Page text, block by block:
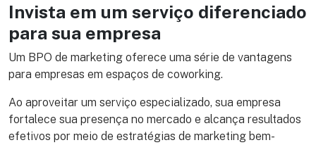
Invista em um serviço diferenciado
para sua empresa
Um BPO de marketing oferece uma série de vantagens
para empresas em espaços de coworking.
Ao aproveitar um serviço especializado, sua empresa
fortalece sua presença no mercado e alcança resultados
efetivos por meio de estratégias de marketing bem-